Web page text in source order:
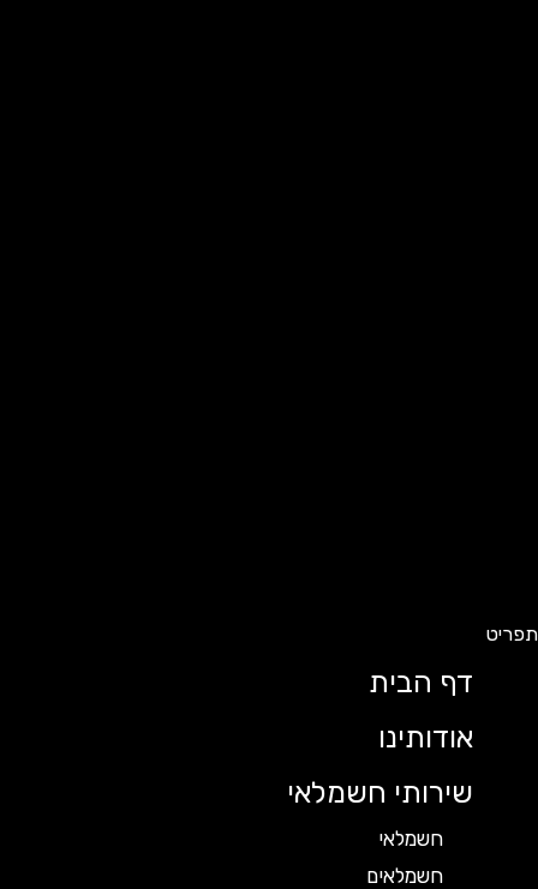
דף הבית
אודותינו
שירותי חשמלאי
חשמלאי
חשמלאים